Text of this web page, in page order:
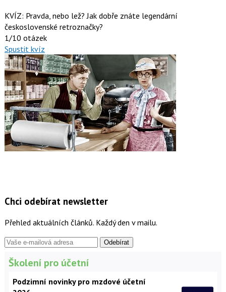
KVÍZ: Pravda, nebo lež? Jak dobře znáte legendární
československé retroznačky?
1/10 otázek
Spustit kvíz
Chci odebírat newsletter
Přehled aktuálních článků. Každý den v mailu.
Školení pro účetní
Podzimní novinky pro mzdové účetní